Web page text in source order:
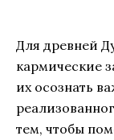
Для древней
кармические
их осознать
тем, чтобы